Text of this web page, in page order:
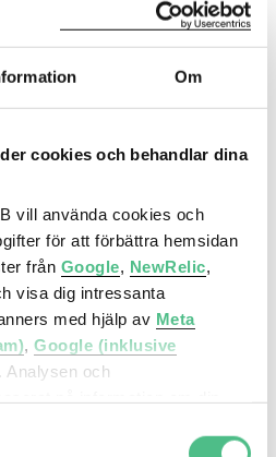
Om
cookies och behandlar dina
vill använda cookies och
för att förbättra hemsidan
från Google, NewRelic,
visa dig intressanta
med hjälp av Meta
, Google (inklusive
. Analysen och
du använder hemsidan och
6, 350 kvm
mitt i Uppsala City där
i en aktivitetsbaserad